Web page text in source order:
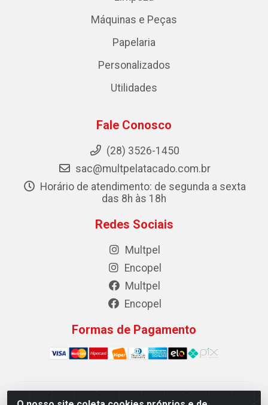
Máquinas e Peças
Papelaria
Personalizados
Utilidades
Fale Conosco
(28) 3526-1450
sac@multpelatacado.com.br
Horário de atendimento: de segunda a sexta
das 8h às 18h
Redes Sociais
Multpel
Encopel
Multpel
Encopel
Formas de Pagamento
Multpel Comercio de Papeis e Embalagens LTDA - Rua